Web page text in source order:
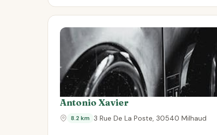
Antonio Xavier
8.2 km 3 Rue De La Poste, 30540 Milhaud